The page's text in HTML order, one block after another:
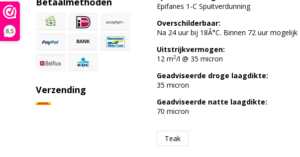
8,5
Verzending
Epifanes 1-C Spuitverdunning
Overschilderbaar:
Na 24 uur bij 18Â°C. Binnen 72 uur
Uitstrijkvermogen:
12 m2/l @ 35 micron
Geadviseerde droge laagdikte:
35 micron
Geadviseerde natte laagdikte:
70 micron
Teak